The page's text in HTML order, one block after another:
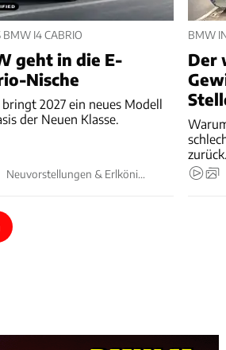
BMW I4 CABRIO
geht in die E-
Nische
2027 ein neues Modell
der Neuen Klasse.
Neuvorstellungen & Erlkönige
BMW
Der
zurück.